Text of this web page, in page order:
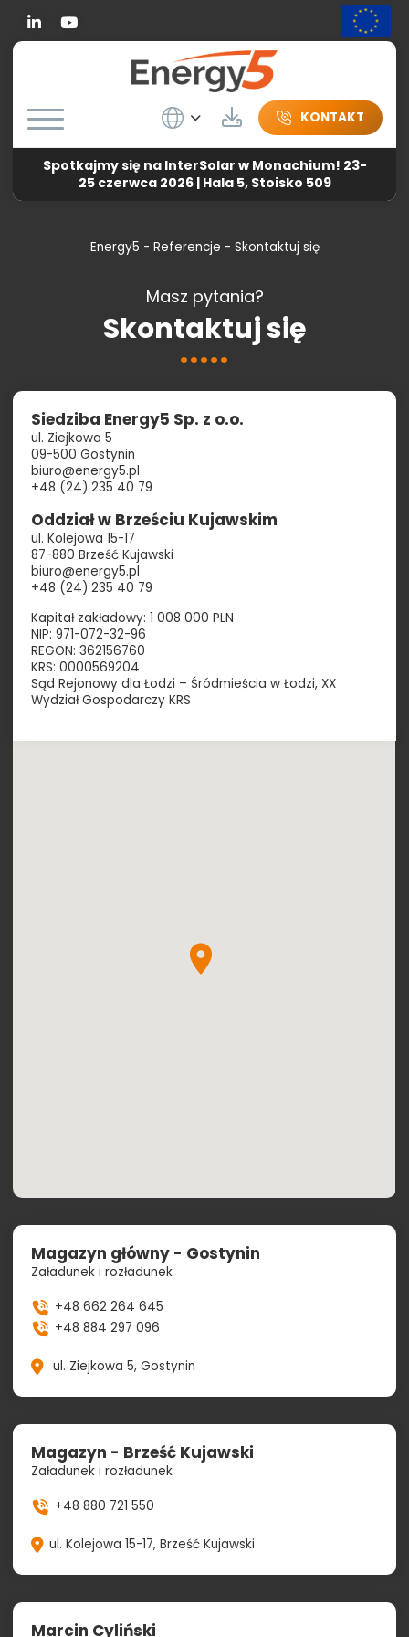
Wybierz język
Do pobraniaKONTAKT
Spotkajmy się na InterSolar w Monachium! 23-
25 czerwca 2026 | Hala 5, Stoisko 509
Energy5 - Referencje - Skontaktuj się
Masz pytania?
Skontaktuj się
Siedziba Energy5 Sp. z o.o.
ul. Ziejkowa 5
09-500 Gostynin
biuro@energy5.pl
+48 (24) 235 40 79
Oddział w Brześciu Kujawskim
ul. Kolejowa 15-17
87-880 Brześć Kujawski
biuro@energy5.pl
+48 (24) 235 40 79
Kapitał zakładowy: 1 008 000 PLN
NIP: 971-072-32-96
REGON: 362156760
KRS: 0000569204
Sąd Rejonowy dla Łodzi – Śródmieścia w Łodzi, XX
Wydział Gospodarczy KRS
Magazyn główny - Gostynin
Załadunek i rozładunek
+48 662 264 645
+48 884 297 096
ul. Ziejkowa 5, Gostynin
Magazyn - Brześć Kujawski
Załadunek i rozładunek
+48 880 721 550
ul. Kolejowa 15-17, Brześć Kujawski
Marcin Cyliński